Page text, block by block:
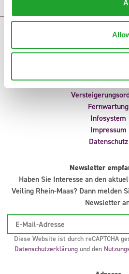
Kontakt
Fernwartung
Infosystem
Impressum
Datenschutz
Newsletter
Haben Sie Interesse an den
Veiling Rhein-Maas? Dann melden
Newsletter
Diese Website ist durch reCAPTCHA
Datenschutzerklärung und den